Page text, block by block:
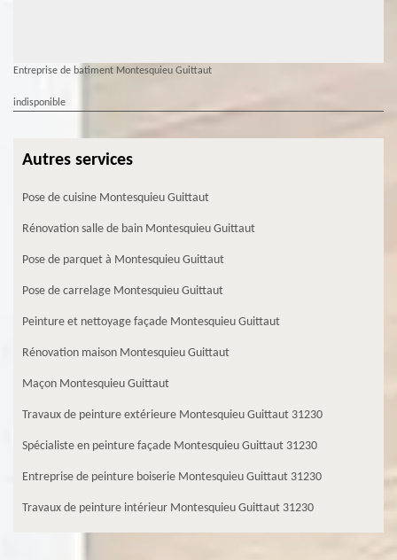
Entreprise de batiment Montesquieu Guittaut
indisponible
Autres services
Pose de cuisine Montesquieu Guittaut
Rénovation salle de bain Montesquieu Guittaut
Pose de parquet à Montesquieu Guittaut
Pose de carrelage Montesquieu Guittaut
Peinture et nettoyage façade Montesquieu Guittaut
Rénovation maison Montesquieu Guittaut
Maçon Montesquieu Guittaut
Travaux de peinture extérieure Montesquieu Guittaut 31230
Spécialiste en peinture façade Montesquieu Guittaut 31230
Entreprise de peinture boiserie Montesquieu Guittaut 31230
Travaux de peinture intérieur Montesquieu Guittaut 31230